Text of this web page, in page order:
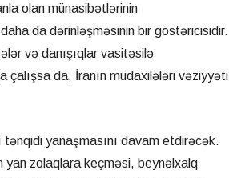
olan münasibətlərinin
da dərinləşməsinin bir göstəricisidir.
və danışıqlar vasitəsilə
da, İranın müdaxilələri vəziyyəti
tənqidi yanaşmasını davam etdirəcək.
yan zolaqlara keçməsi, beynəlxalq